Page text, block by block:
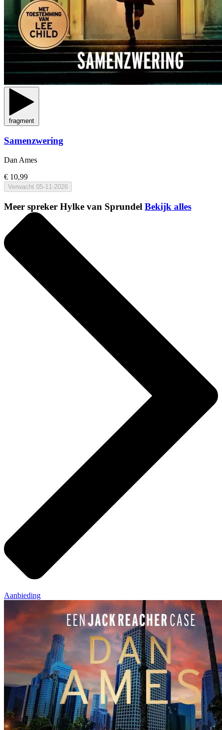
fragment
Samenzwering
Dan Ames
€ 10,99
Verwacht 05-11-2026
Meer spreker Hylke van Sprundel Bekijk alles
Aanbieding